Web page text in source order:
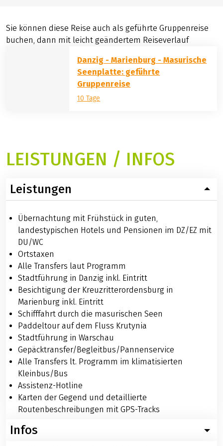
Sie können diese Reise auch als geführte Gruppenreise
buchen, dann mit leicht geändertem Reiseverlauf
Danzig - Marienburg - Masurische
Seenplatte: geführte
Gruppenreise
10 Tage
LEISTUNGEN / INFOS
Leistungen
Übernachtung mit Frühstück in guten,
landestypischen Hotels und Pensionen im DZ/EZ mit
DU/WC
Ortstaxen
Alle Transfers laut Programm
Stadtführung in Danzig inkl. Eintritt
Besichtigung der Kreuzritterordensburg in
Marienburg inkl. Eintritt
Schifffahrt durch die masurischen Seen
Paddeltour auf dem Fluss Krutynia
Stadtführung in Warschau
Gepäcktransfer/Begleitbus/Pannenservice
Alle Transfers lt. Programm im klimatisierten
Kleinbus/Bus
Assistenz-Hotline
Karten der Gegend und detaillierte
Routenbeschreibungen mit GPS-Tracks
Infos